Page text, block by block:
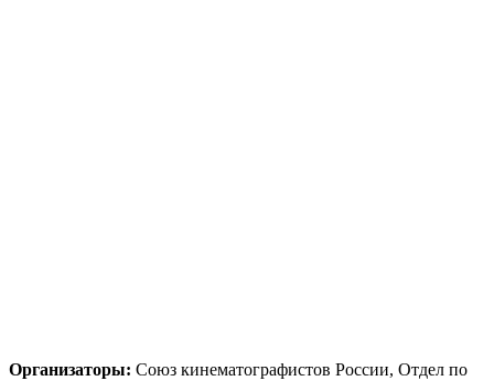
Организаторы: Союз кинематографистов России, Отдел по